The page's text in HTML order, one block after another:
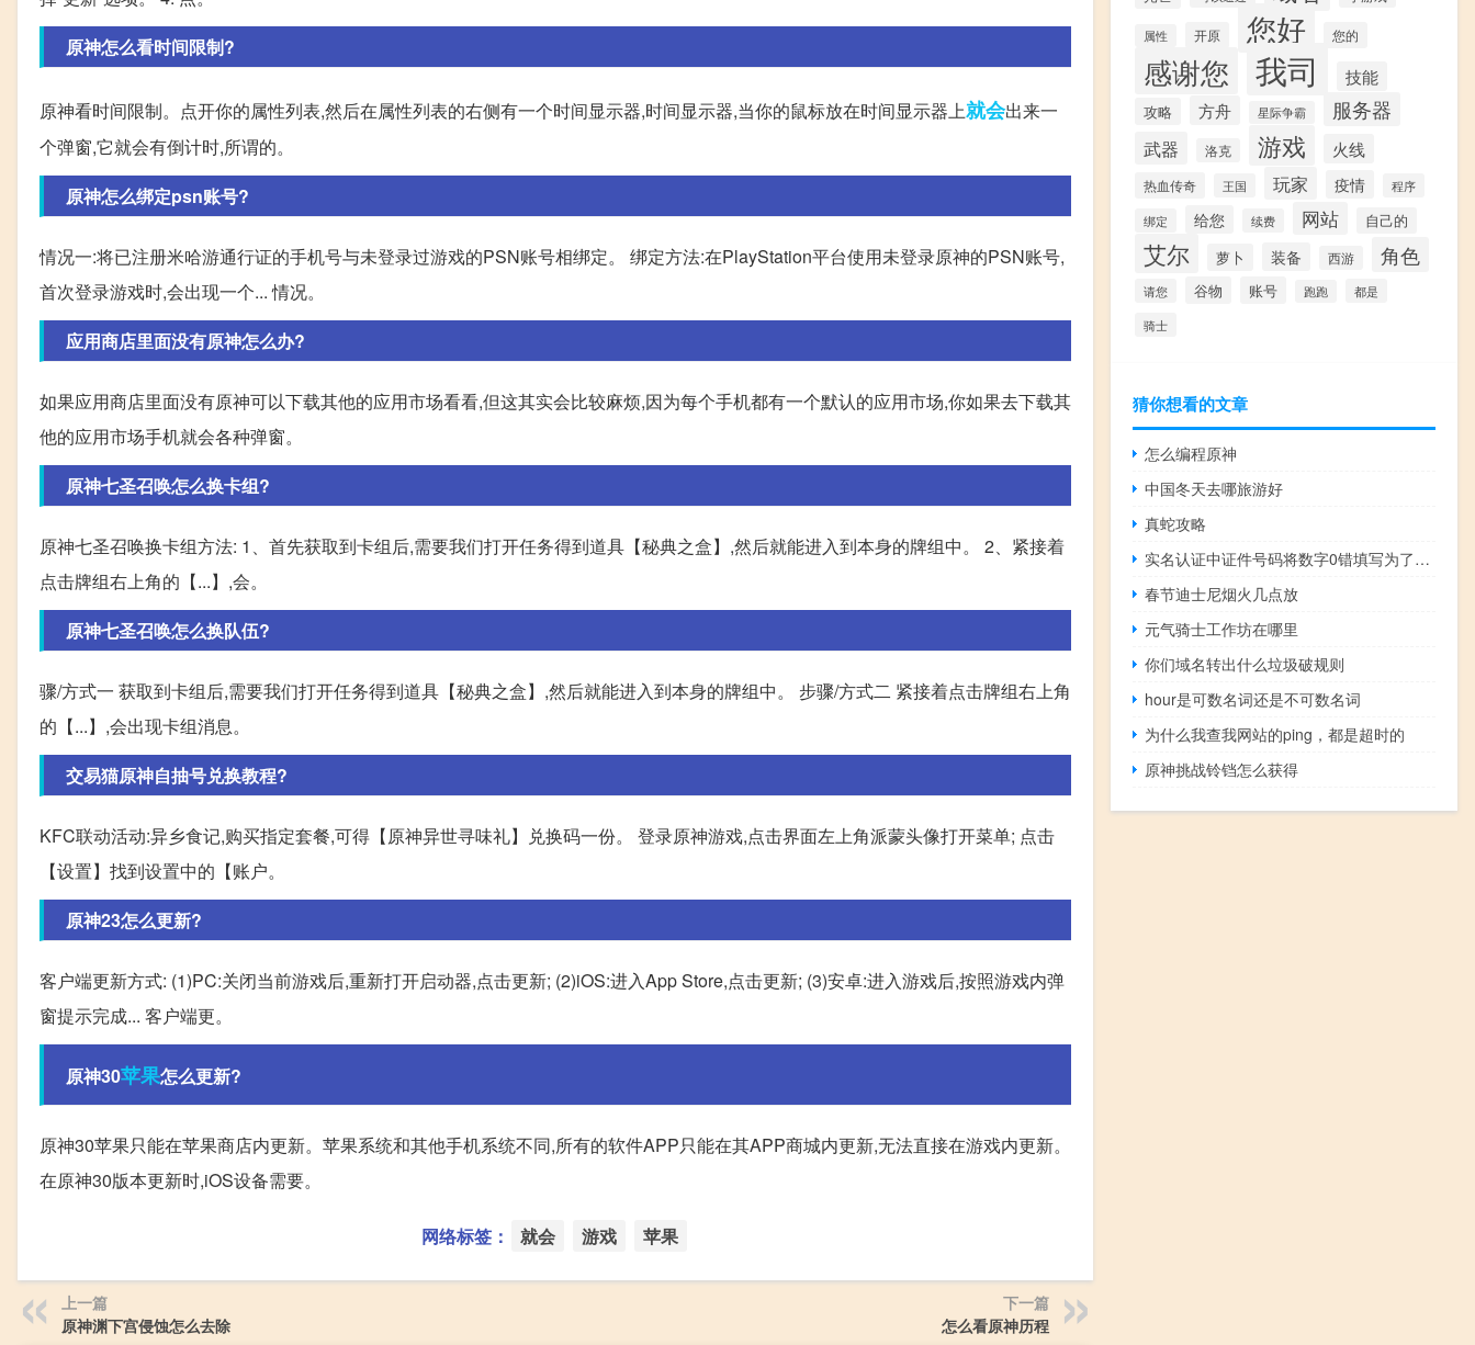
原神怎么看时间限制?
原神看时间限制。点开你的属性列表,然后在属性列表的右侧有一个时间显示器,时间显示器,当你的鼠标放在时间显示器上就会出来一
个弹窗,它就会有倒计时,所谓的。
原神怎么绑定psn账号?
情况一:将已注册米哈游通行证的手机号与未登录过游戏的PSN账号相绑定。 绑定方法:在PlayStation平台使用未登录原神的PSN账号,
首次登录游戏时,会出现一个... 情况。
应用商店里面没有原神怎么办?
如果应用商店里面没有原神可以下载其他的应用市场看看,但这其实会比较麻烦,因为每个手机都有一个默认的应用市场,你如果去下载其
他的应用市场手机就会各种弹窗。
原神七圣召唤怎么换卡组?
原神七圣召唤换卡组方法: 1、首先获取到卡组后,需要我们打开任务得到道具【秘典之盒】,然后就能进入到本身的牌组中。 2、紧接着
点击牌组右上角的【...】,会。
原神七圣召唤怎么换队伍?
骤/方式一 获取到卡组后,需要我们打开任务得到道具【秘典之盒】,然后就能进入到本身的牌组中。 步骤/方式二 紧接着点击牌组右上角
的【...】,会出现卡组消息。
交易猫原神自抽号兑换教程?
KFC联动活动:异乡食记,购买指定套餐,可得【原神异世寻味礼】兑换码一份。 登录原神游戏,点击界面左上角派蒙头像打开菜单; 点击
【设置】找到设置中的【账户。
原神23怎么更新?
客户端更新方式: (1)PC:关闭当前游戏后,重新打开启动器,点击更新; (2)iOS:进入App Store,点击更新; (3)安卓:进入游戏后,按照游戏内弹
窗提示完成... 客户端更。
原神30苹果怎么更新?
原神30苹果只能在苹果商店内更新。苹果系统和其他手机系统不同,所有的软件APP只能在其APP商城内更新,无法直接在游戏内更新。
在原神30版本更新时,iOS设备需要。
网络标签： 就会 游戏 苹果
上一篇
原神渊下宫侵蚀怎么去除
下一篇
怎么看原神历程
属性 开原 您好 您的
感谢您 我司 技能
攻略 方舟 星际争霸 服务器
武器 洛克 游戏 火线
热血传奇 王国 玩家 疫情
程序
绑定
给您 续费 网站 自己的
艾尔 萝卜 装备 西游 角色
请您 谷物 账号 跑跑
都是
骑士
猜你想看的文章
怎么编程原神
中国冬天去哪旅游好
真蛇攻略
实名认证中证件号码将数字0错填写为了字母o------在哪里
春节迪士尼烟火几点放
元气骑士工作坊在哪里
你们域名转出什么垃圾破规则
hour是可数名词还是不可数名词
为什么我查我网站的ping，都是超时的
原神挑战铃铛怎么获得